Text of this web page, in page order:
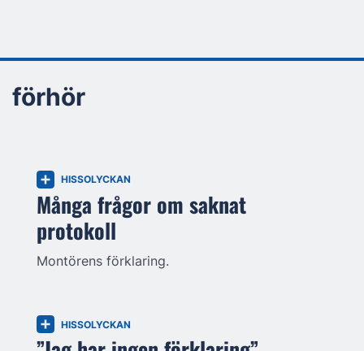
förhör
HISSOLYCKAN
Många frågor om saknat
protokoll
Montörens förklaring.
HISSOLYCKAN